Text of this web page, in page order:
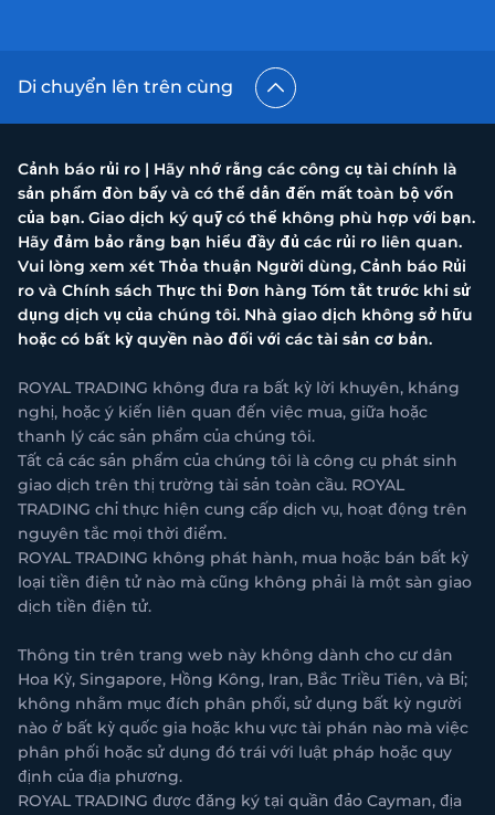
Di chuyển lên trên cùng
Cảnh báo rủi ro | Hãy nhớ rằng các công cụ tài chính là
sản phẩm đòn bẩy và có thể dẫn đến mất toàn bộ vốn
của bạn. Giao dịch ký quỹ có thể không phù hợp với bạn.
Hãy đảm bảo rằng bạn hiểu đầy đủ các rủi ro liên quan.
Vui lòng xem xét Thỏa thuận Người dùng, Cảnh báo Rủi
ro và Chính sách Thực thi Đơn hàng Tóm tắt trước khi sử
dụng dịch vụ của chúng tôi. Nhà giao dịch không sở hữu
hoặc có bất kỳ quyền nào đối với các tài sản cơ bản.
ROYAL TRADING không đưa ra bất kỳ lời khuyên, kháng
nghị, hoặc ý kiến liên quan đến việc mua, giữa hoặc
thanh lý các sản phẩm của chúng tôi.
Tất cả các sản phẩm của chúng tôi là công cụ phát sinh
giao dịch trên thị trường tài sản toàn cầu. ROYAL
TRADING chỉ thực hiện cung cấp dịch vụ, hoạt động trên
nguyên tắc mọi thời điểm.
ROYAL TRADING không phát hành, mua hoặc bán bất kỳ
loại tiền điện tử nào mà cũng không phải là một sàn giao
dịch tiền điện tử.
Thông tin trên trang web này không dành cho cư dân
Hoa Kỳ, Singapore, Hồng Kông, Iran, Bắc Triều Tiên, và Bỉ;
không nhằm mục đích phân phối, sử dụng bất kỳ người
nào ở bất kỳ quốc gia hoặc khu vực tài phán nào mà việc
phân phối hoặc sử dụng đó trái với luật pháp hoặc quy
định của địa phương.
ROYAL TRADING được đăng ký tại quần đảo Cayman, địa